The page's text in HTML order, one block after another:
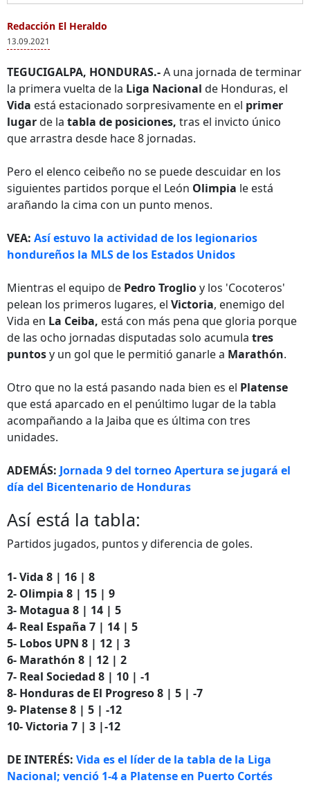
Redacción El Heraldo
13.09.2021
TEGUCIGALPA, HONDURAS.-A una jornada de terminar
la primera vuelta de la Liga Nacional de Honduras, el
Vida está estacionado sorpresivamente en el primer
lugarde la tabla de posiciones, tras el invicto único
que arrastra desde hace 8 jornadas.
Pero el elenco ceibeño no se puede descuidar en los
siguientes partidos porque el León Olimpia le está
arañando la cima con un punto menos.
VEA: Así estuvo la actividad de los legionarios
hondureños la MLS de los Estados Unidos
Mientras el equipo de Pedro Troglioy los 'Cocoteros'
pelean los primeros lugares, el Victoria, enemigo del
Vida en La Ceiba, está con más pena que gloria porque
de las ocho jornadas disputadas solo acumula tres
puntosy un gol que le permitió ganarle a Marathón.
Otro que no la está pasando nada bien es el Platense
que está aparcado en el penúltimo lugar de la tabla
acompañando a la Jaiba que es última con tres
unidades.
ADEMÁS: Jornada 9 del torneo Apertura se jugará el
día del Bicentenario de Honduras
Así está la tabla:
Partidos jugados, puntos y diferencia de goles.
1- Vida 8 | 16 | 8
2- Olimpia 8 | 15 | 9
3- Motagua 8 | 14 | 5
4- Real España 7 | 14 | 5
5- Lobos UPN 8 | 12 | 3
6- Marathón 8 | 12 | 2
7- Real Sociedad 8 | 10 | -1
8- Honduras de El Progreso 8 | 5 | -7
9- Platense 8 | 5 | -12
10- Victoria 7 | 3 |-12
DE INTERÉS: Vida es el líder de la tabla de la Liga
Nacional; venció 1-4 a Platense en Puerto Cortés